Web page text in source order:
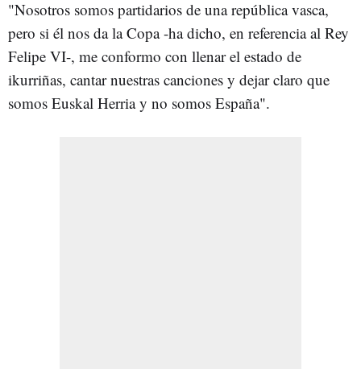
"Nosotros somos partidarios de una república vasca,
pero si él nos da la Copa -ha dicho, en referencia al Rey
Felipe VI-, me conformo con llenar el estado de
ikurriñas, cantar nuestras canciones y dejar claro que
somos Euskal Herria y no somos España".